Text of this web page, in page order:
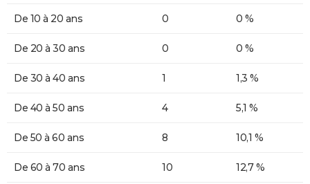
De 10 à 20 ans 0 0 %
De 20 à 30 ans 0 0 %
De 30 à 40 ans 1 1,3 %
De 40 à 50 ans 4 5,1 %
De 50 à 60 ans 8 10,1 %
De 60 à 70 ans 10 12,7 %